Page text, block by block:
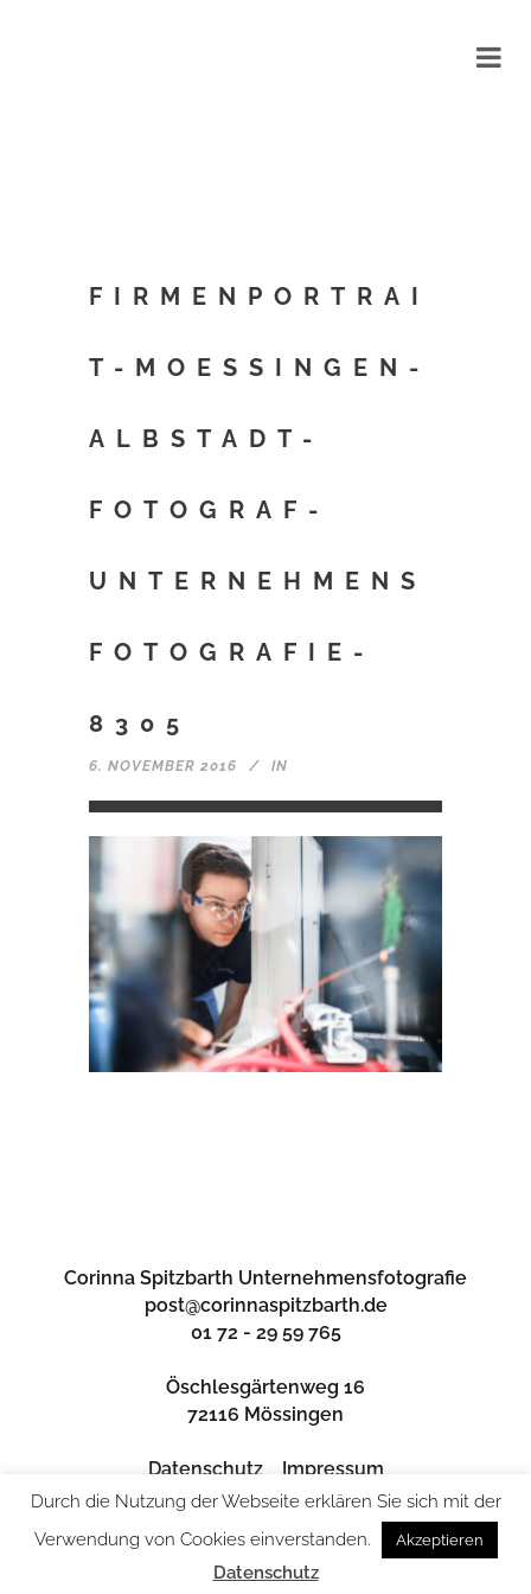
FIRMENPORTRAI
T-MOESSINGEN-
ALBSTADT-
FOTOGRAF-
UNTERNEHMENS
FOTOGRAFIE-
8305
6. NOVEMBER 2016 IN
Corinna Spitzbarth Unternehmensfotografie
post@corinnaspitzbarth.de
01 72 - 29 59 765
Öschlesgärtenweg 16
72116 Mössingen
Datenschutz Impressum
Durch die Nutzung der Webseite erklären Sie sich mit der
Verwendung von Cookies einverstanden.
Akzeptieren
Datenschutz